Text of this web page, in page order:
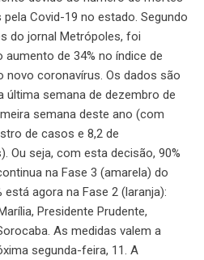
Covid-19 no estado. Segundo
do jornal Metrópoles, foi
aumento de 34% no índice de
novo coronavírus. Os dados são
última semana de dezembro de
semana deste ano (com
de casos e 8,2 de
Ou seja, com esta decisão, 90%
na Fase 3 (amarela) do
está agora na Fase 2 (laranja):
Presidente Prudente,
As medidas valem a
segunda-feira, 11. A